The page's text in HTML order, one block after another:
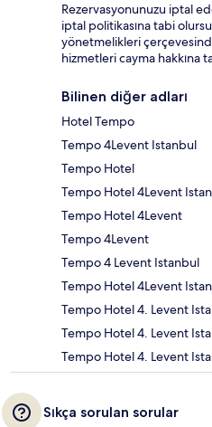
Rezervasyonunuzu iptal
iptal politikasına tabi
yönetmelikleri
hizmetleri cayma hakkına
Bilinen diğer adları
Hotel Tempo
Tempo 4Levent Istanbul
Tempo Hotel
Tempo Hotel 4Levent
Tempo Hotel 4Levent
Tempo 4Levent
Tempo 4 Levent Istanbul
Tempo Hotel 4Levent
Tempo Hotel 4. Levent
Tempo Hotel 4. Levent
Tempo Hotel 4. Levent
Sıkça sorulan sorular